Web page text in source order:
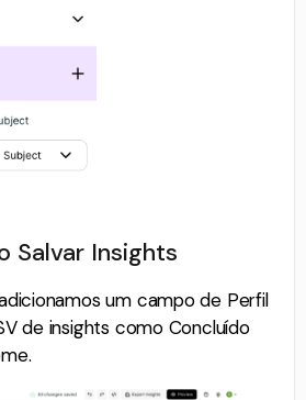
Salvar Insights
um campo de Perfil
de insights como Concluído